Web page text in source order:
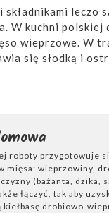
leczo
W kuchni polskiej
wieprzowe. W
się słodką i
roboty przygotowuje
mięsa: wieprzowiny,
(bażanta, dzika,
łączyć, tak aby
kiełbasę drobiowo-